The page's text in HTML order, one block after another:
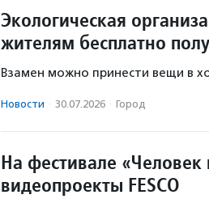
Экологическая
жителям бесплатно
Взамен можно принести вещи в
Новости · 30.07.2026 · Город
На фестивале
видеопроекты FESCO